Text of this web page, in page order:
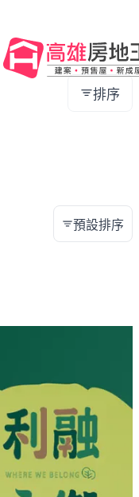
排序
預設排序